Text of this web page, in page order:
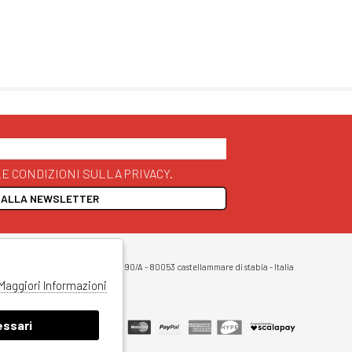
CONDIZIONI SULLA PRIVACY.
NEWSLETTER
Corso Vittorio Emanuele 90/A - 80053 castellammare di stabia - Italia
Informazioni